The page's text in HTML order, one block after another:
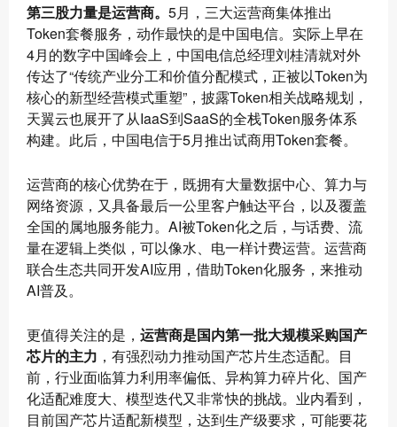
第三股力量是运营商。 5月，三大运营商集体推出
Token套餐服务，动作最快的是中国电信。实际上早在
4月的数字中国峰会上，中国电信总经理刘桂清就对外
传达了“传统产业分工和价值分配模式，正被以Token为
核心的新型经营模式重塑”，披露Token相关战略规划，
天翼云也展开了从IaaS到SaaS的全栈Token服务体系
构建。此后，中国电信于5月推出试商用Token套餐。
运营商的核心优势在于，既拥有大量数据中心、算力与
网络资源，又具备最后一公里客户触达平台，以及覆盖
全国的属地服务能力。AI被Token化之后，与话费、流
量在逻辑上类似，可以像水、电一样计费运营。运营商
联合生态共同开发AI应用，借助Token化服务，来推动
AI普及。
更值得关注的是， 运营商是国内第一批大规模采购国产
芯片的主力 ，有强烈动力推动国产芯片生态适配。目
前，行业面临算力利用率偏低、异构算力碎片化、国产
化适配难度大、模型迭代又非常快的挑战。业内看到，
目前国产芯片适配新模型，达到生产级要求，可能要花